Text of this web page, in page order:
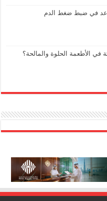
في ضبط ضغط الدم
في الأطعمة الحلوة والمالحة؟